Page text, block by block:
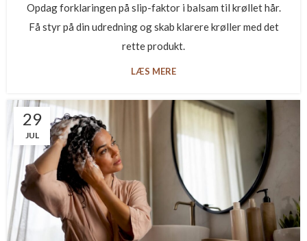
Opdag forklaringen på slip-faktor i balsam til krøllet hår.
Få styr på din udredning og skab klarere krøller med det
rette produkt.
LÆS MERE
29
JUL